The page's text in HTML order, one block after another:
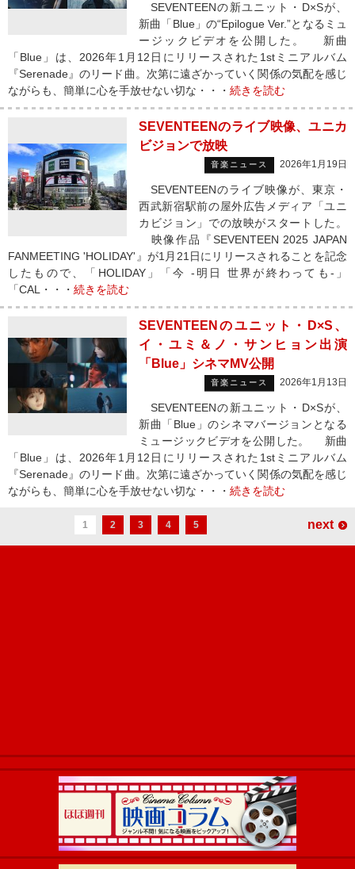
SEVENTEENの新ユニット・D×Sが、
新曲「Blue」の“Epilogue Ver.”となるミュ
ージックビデオを公開した。 新曲
「Blue」は、2026年1月12日にリリースされた1stミニアルバム
『Serenade』のリード曲。次第に遠ざかっていく関係の気配を感じ
ながらも、簡単に心を手放せない切な・・・ 続きを読む
SEVENTEENのライブ映像、ユニカ
ビジョンで放映
音楽ニュース 2026年1月19日
SEVENTEENのライブ映像が、東京・
西武新宿駅前の屋外広告メディア「ユニ
カビジョン」での放映がスタートした。
映像作品『SEVENTEEN 2025 JAPAN
FANMEETING 'HOLIDAY'』が1月21日にリリースされることを記念
したもので、「HOLIDAY」「今 -明日 世界が終わっても-」
「CAL・・・ 続きを読む
SEVENTEENのユニット・D×S、
イ・ユミ＆ノ・サンヒョン出演
「Blue」シネマMV公開
音楽ニュース 2026年1月13日
SEVENTEENの新ユニット・D×Sが、
新曲「Blue」のシネマバージョンとなる
ミュージックビデオを公開した。 新曲
「Blue」は、2026年1月12日にリリースされた1stミニアルバム
『Serenade』のリード曲。次第に遠ざかっていく関係の気配を感じ
ながらも、簡単に心を手放せない切な・・・ 続きを読む
1 2 3 4 5 next